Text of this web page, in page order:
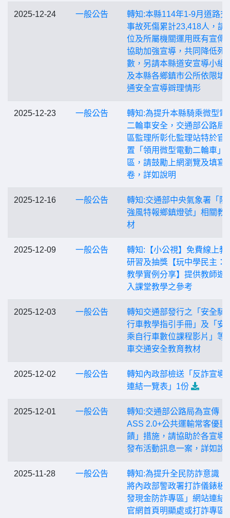
2025-12-24 一般公告
轉知:本縣114年1-9月道路交
事故死傷累計23,418人，請
位及所屬機關運用既有宣傳
協助加強宣導，共同降低死
數，另請本縣道安宣導小組
及本縣各鄉鎮市公所依限填
通安全宣導辧理情形
2025-12-23 一般公告
轉知:為提升本縣騎乘微型電
二輪車安全，交通部公路局
區監理所彰化監理站特於官
置「領用微型電動二輪車」
區，請鼓勵上網瀏覽及填寫
卷，詳如說明
2025-12-16 一般公告
轉知:交通部中央氣象署「陸
強風特報鄉鎮燈號」相關教
材
2025-12-09 一般公告
轉知:【小公視】免費線上教
研習及抽獎【玩中學民主：
教學實例分享】提供教師遊
入課堂教學之參考
2025-12-03 一般公告
轉知交通部發行之「安全騎
行車教學指引手冊」及「安
乘自行車數位課程影片」等
車交通安全教育教材
2025-12-02 一般公告
轉知內政部檢送「反詐宣導
連結一覽表」1份
2025-12-01 一般公告
轉知:交通部公路局為宣傳「
ASS 2.0+公共運輸常客優惠
饋」措施，請協助於各宣導
發布活動訊息一案，詳如說
2025-11-28 一般公告
轉知:為提升全民防詐意識，
將內政部警政署打詐儀錶板
發現金防詐專區」網站連結
官網首頁明顯處或打詐專區